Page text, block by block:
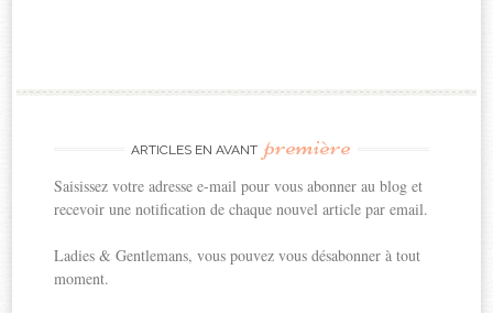
ARTICLES EN AVANT première
Saisissez votre adresse e-mail pour vous abonner au blog et
recevoir une notification de chaque nouvel article par email.
Ladies & Gentlemans, vous pouvez vous désabonner à tout
moment.